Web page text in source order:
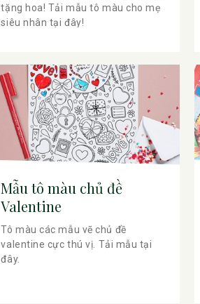
tặng hoa! Tải mẫu tô màu cho mẹ
siêu nhân tại đây!
Mẫu tô màu chủ đề
Valentine
Tô màu các mẫu vẽ chủ đề
valentine cực thú vị. Tải mẫu tại
đây.